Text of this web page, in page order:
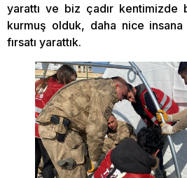
yarattı ve biz çadır kentimizde
kurmuş olduk, daha nice
fırsatı yarattık.